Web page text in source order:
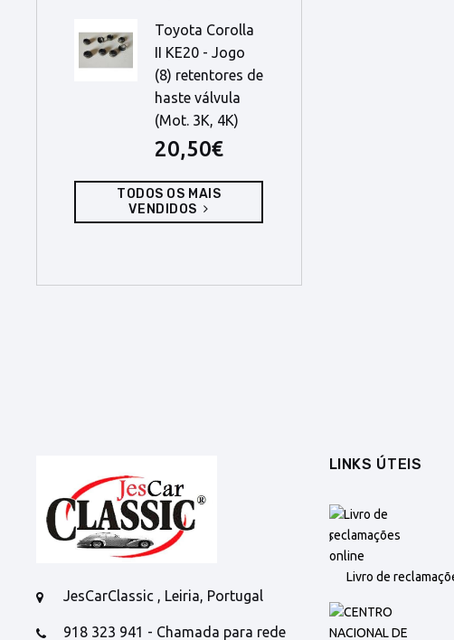
Toyota Corolla
II KE20 - Jogo
(8) retentores de
haste válvula
(Mot. 3K, 4K)
20,50€
TODOS OS MAIS
VENDIDOS
JesCarClassic , Leiria, Portugal
918 323 941 - Chamada para rede
LINKS ÚTEIS
Livro de